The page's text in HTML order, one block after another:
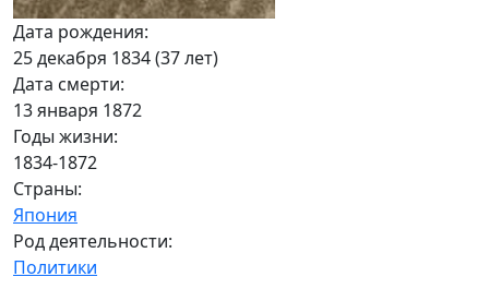
Дата рождения:
25 декабря 1834 (37 лет)
Дата смерти:
13 января 1872
Годы жизни:
1834-1872
Страны:
Япония
Род деятельности:
Политики